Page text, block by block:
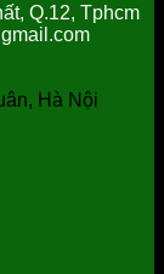
Q.12, Tphcm
Hà Nội